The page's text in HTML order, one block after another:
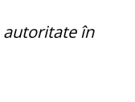
autoritate în